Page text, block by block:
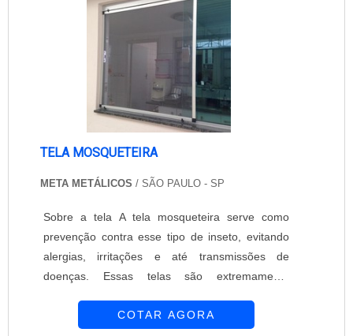
empresa, os serviços e os produtos.
que se notabilizou por seu máximo
TELA MOSQUETEIRA
META METÁLICOS / SÃO PAULO - SP
Sobre a tela A tela mosqueteira serve como
prevenção contra esse tipo de inseto, evitando
alergias, irritações e até transmissões de
doenças. Essas telas são extremamente
permitem a entrada do ar e do sol. Entre em
COTAR AGORA